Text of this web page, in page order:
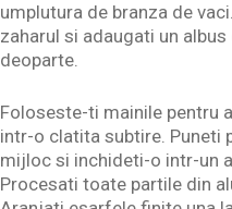
umplutura de branza de
zaharul si adaugati un
deoparte.
Foloseste-ti mainile pentru
intr-o clatita subtire. Puneti
mijloc si inchideti-o intr-un
Procesati toate partile din